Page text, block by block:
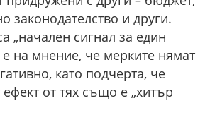
законодателство и други.
„начален сигнал за един
на мнение, че мерките нямат
като подчерта, че
от тях също е „хитър